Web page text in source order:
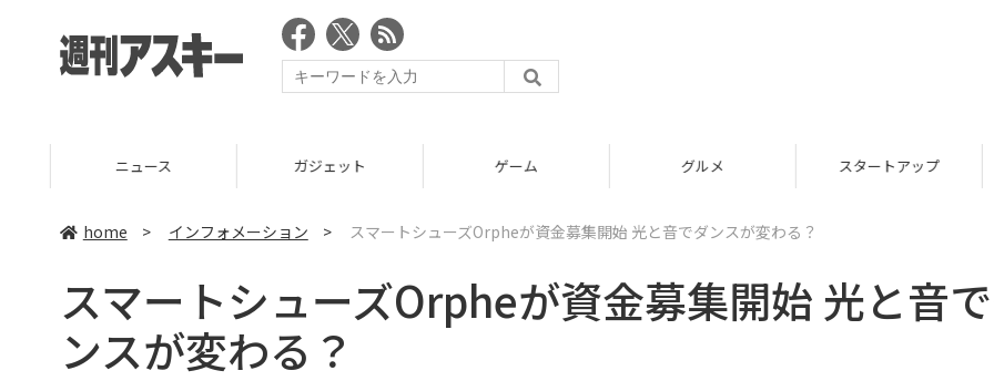
ニュース ガジェット スタートアップ
home > インフォメーション > スマートシューズOrpheが資金募集開始 光と音でダンスが変わる？
スマートシューズOrpheが資金募集開始 光と音
ンスが変わる？